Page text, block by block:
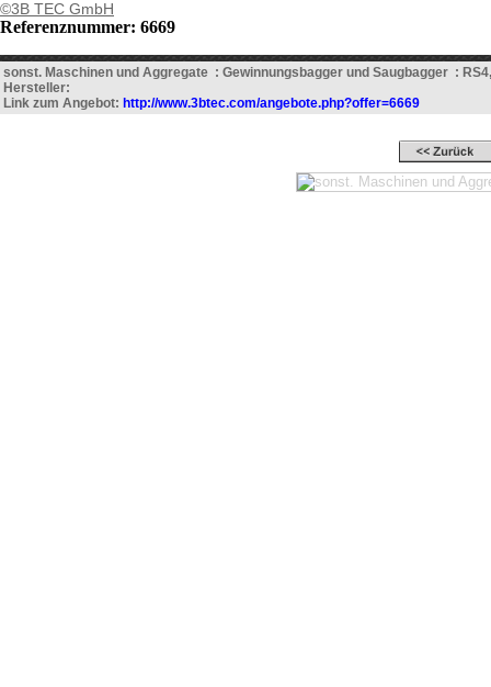
©3B TEC GmbH
Referenznummer: 6669
sonst. Maschinen und Aggregate : Gewinnungsbagger und Saugbagger :
Hersteller:
Link zum Angebot: http://www.3btec.com/angebote.php?offer=6669